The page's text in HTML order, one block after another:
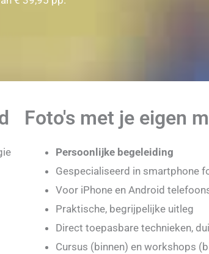
Foto's met je eigen
Persoonlijke begeleiding
Gespecialiseerd in smartphone
Voor iPhone en Android
Praktische, begrijpelijke uitleg
Direct toepasbare technieken,
Cursus (binnen) en workshops